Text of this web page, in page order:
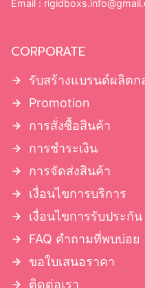
Email :
CORPORATE
รับสร้างแบรนด์ผลิต
Promotion
การสั่งซื้อสินค้า
การชำระเงิน
การจัดส่งสินค้า
เงื่อนไขการบริการ
เงื่อนไขการรับประกัน
FAQ คำถามที่พบบ่อย
ขอใบเสนอราคา
ติดต่อเรา